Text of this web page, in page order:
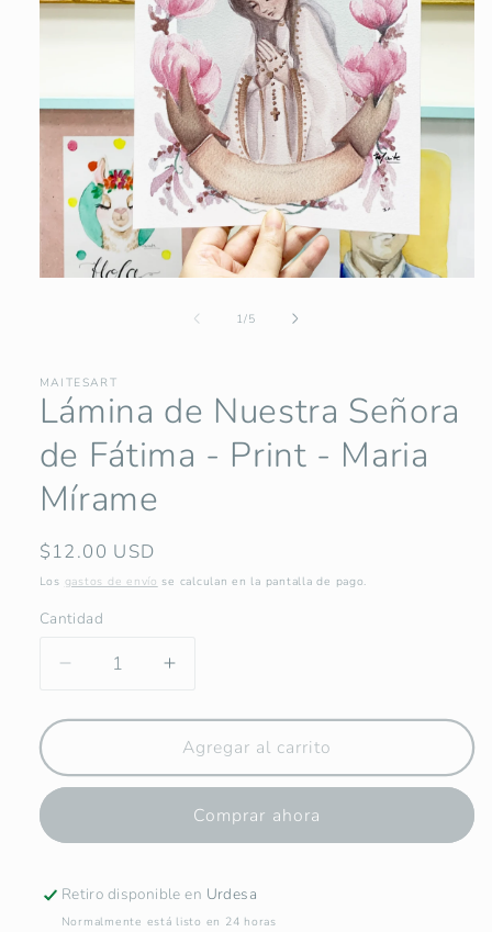
ventana
modal
1/de
5
MAITESART
Lámina de Nuestra Señora
de Fátima - Print - Maria
Mírame
Precio
habitual
$12.00 USD
Los gastos de envío se calculan en la pantalla de pago.
Cantidad
Reducir
para
de
Nuestra
de
-
Print
Aumentar
para
Lámina
de
Nuestra
Señora
de
-
Print
Agregar al carrito
Comprar ahora
Retiro disponible en Urdesa
Normalmente está listo en 24 horas